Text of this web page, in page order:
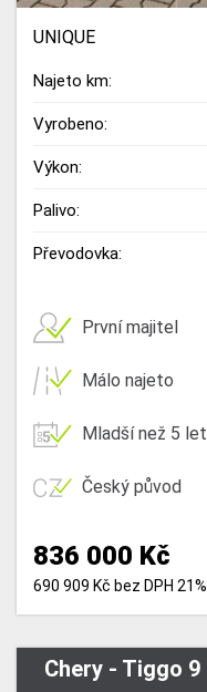
UNIQUE
Najeto km:
Vyrobeno:
Výkon:
Palivo:
Převodovka:
První majitel
Málo najeto
Mladší než 5 let
Český původ
836 000 Kč
690 909 Kč bez DPH 21%
Chery - Tiggo 9